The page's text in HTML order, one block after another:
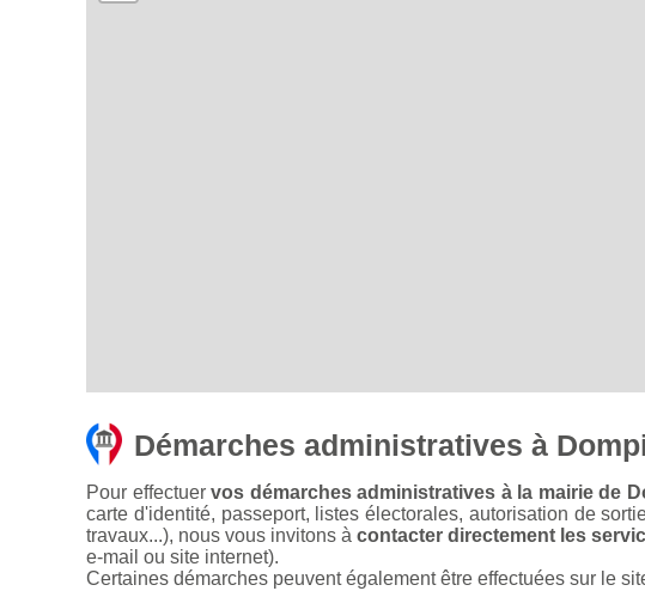
Démarches administratives à
Pour effectuervos démarches administratives à la mairie de
carte d'identité, passeport, listes électorales, autorisation de
travaux...), nous vous invitons à contacter directement les
e-mail ou site internet).
Certaines démarches peuvent également être effectuées sur le